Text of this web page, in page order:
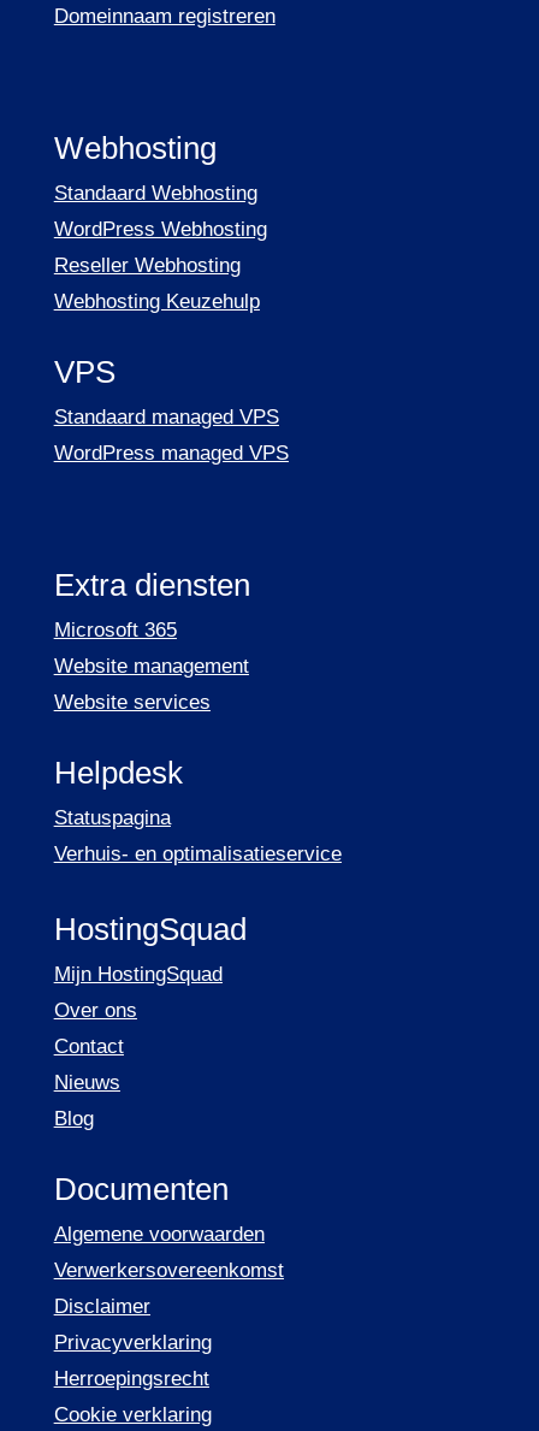
Domeinnaam registreren
Webhosting
Standaard Webhosting
WordPress Webhosting
Reseller Webhosting
Webhosting Keuzehulp
VPS
Standaard managed VPS
WordPress managed VPS
Extra diensten
Microsoft 365
Website management
Website services
Helpdesk
Statuspagina
Verhuis- en optimalisatieservice
HostingSquad
Mijn HostingSquad
Over ons
Contact
Nieuws
Blog
Documenten
Algemene voorwaarden
Verwerkersovereenkomst
Disclaimer
Privacyverklaring
Herroepingsrecht
Cookie verklaring